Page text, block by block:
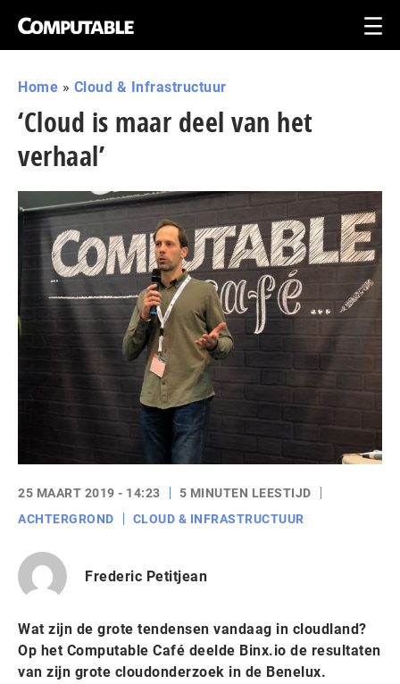
Home » Cloud & Infrastructuur
‘Cloud is maar deel van het
verhaal’
25 MAART 2019 - 14:23
5 MINUTEN LEESTIJD
ACHTERGROND
CLOUD & INFRASTRUCTUUR
Frederic Petitjean
Wat zijn de grote tendensen vandaag in cloudland?
Op het Computable Café deelde Binx.io de resultaten
van zijn grote cloudonderzoek in de Benelux.